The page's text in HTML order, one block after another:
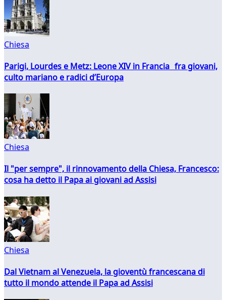
Chiesa
Parigi, Lourdes e Metz: Leone XIV in Francia fra giovani,
culto mariano e radici d’Europa
Chiesa
Il "per sempre", il rinnovamento della Chiesa, Francesco:
cosa ha detto il Papa ai giovani ad Assisi
Chiesa
Dal Vietnam al Venezuela, la gioventù francescana di
tutto il mondo attende il Papa ad Assisi